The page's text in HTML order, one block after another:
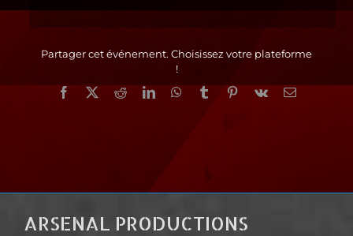
Partager cet événement. Choisissez votre plateforme
!
Facebook
X RedditLinkedInWhatsApp
TumblrPinterest
Vk Email
ARSENAL PRODUCTIONS